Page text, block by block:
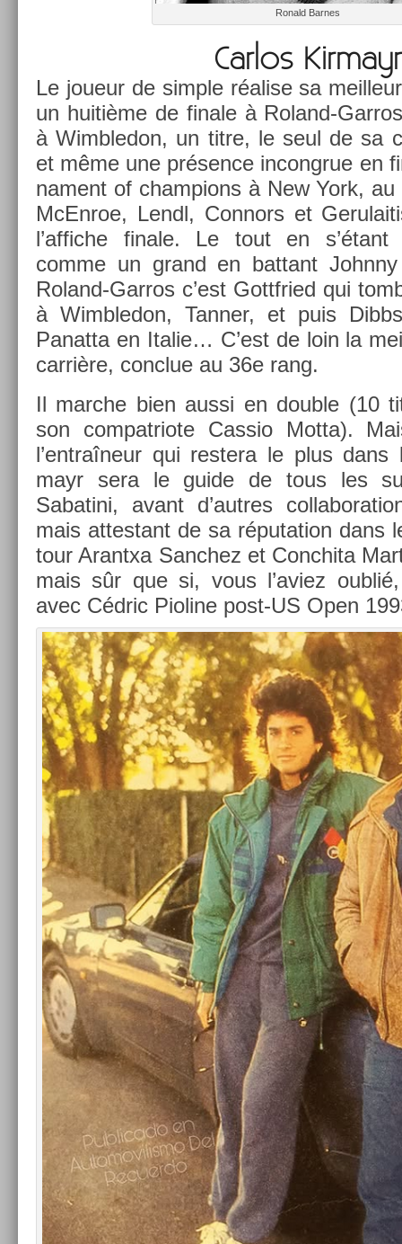
Ronald Bar­nes
Car­los Kir­mayr
Le joueur de sim­ple réalise sa
un huitième de fin­ale à Roland-
à Wimbledon, un titre, le seul de sa
et même une présence in­congrue en
na­ment of champ­ions à New York, au
McEn­roe, Lendl, Con­nors et
l’af­fiche fin­ale. Le tout en
comme un grand en bat­tant
Roland-Garros c’est Gottfried qui
à Wimbledon, Tann­er, et puis
Panat­ta en Italie… C’est de loin la
carrière, con­clue au 36e rang.
Il marche bien aussi en doub­le (10
son com­pat­riote Cas­sio Motta).
l’entraîneur qui re­stera le plus
mayr sera le guide de tous les
Sabatini, avant d’aut­res
mais at­testant de sa réputa­tion dans
tour Arantxa Sanchez et Con­chita
mais sûr que si, vous l’aviez
avec Cédric Pioline post-US Open